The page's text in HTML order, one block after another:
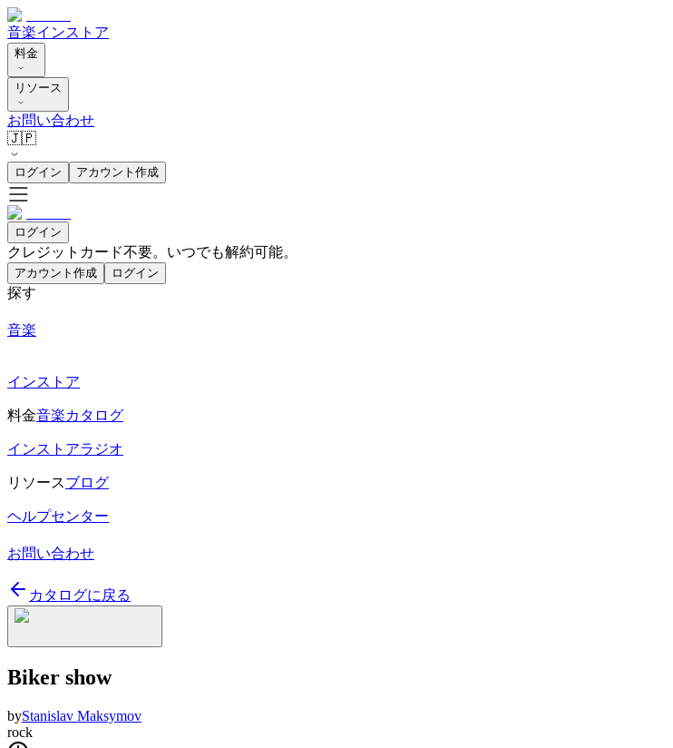
音楽インストア
料金
リソース
お問い合わせ
🇯🇵
ログイン アカウント作成
ログイン
クレジットカード不要。いつでも解約可能。
アカウント作成 ログイン
探す
音楽
インストア
料金音楽カタログ
インストアラジオ
リソースブログ
ヘルプセンター
お問い合わせ
カタログに戻る
Biker show
byStanislav Maksymov
rock